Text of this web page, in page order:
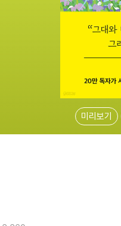
미리보기